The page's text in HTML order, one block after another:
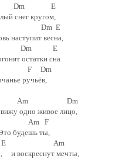
E
снег кругом,
E
наступит весна,
E
остатки сна
Dm
ручьёв,
Dm
одно живое лицо,
F
будешь ты,
Am
и воскреснут мечты,